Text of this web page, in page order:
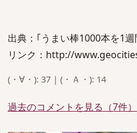
出典：｢うまい棒1000本を1週
リンク：http://
(・∀・): 37 | (・Ａ・): 14
過去のコメントを見る（7件）